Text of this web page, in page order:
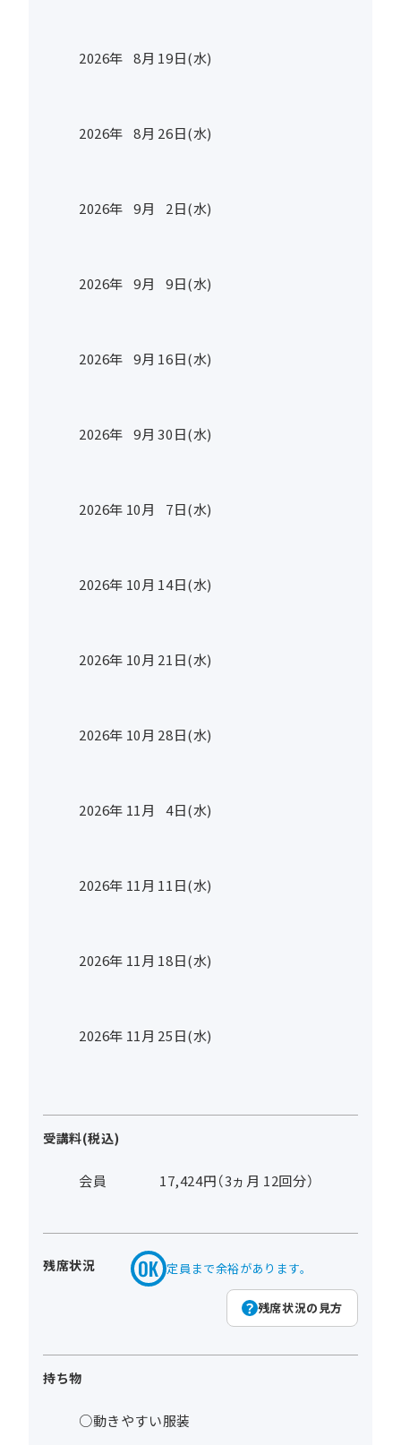
2026年 8月 19日(水)
2026年 8月 26日(水)
2026年 9月 2日(水)
2026年 9月 9日(水)
2026年 9月 16日(水)
2026年 9月 30日(水)
2026年 10月 7日(水)
2026年 10月 14日(水)
2026年 10月 21日(水)
2026年 10月 28日(水)
2026年 11月 4日(水)
2026年 11月 11日(水)
2026年 11月 18日(水)
2026年 11月 25日(水)
受講料(税込)
会員 17,424円（3ヵ月 12回分）
残席状況 定員まで余裕があります。
残席状況の見方
持ち物
○動きやすい服装